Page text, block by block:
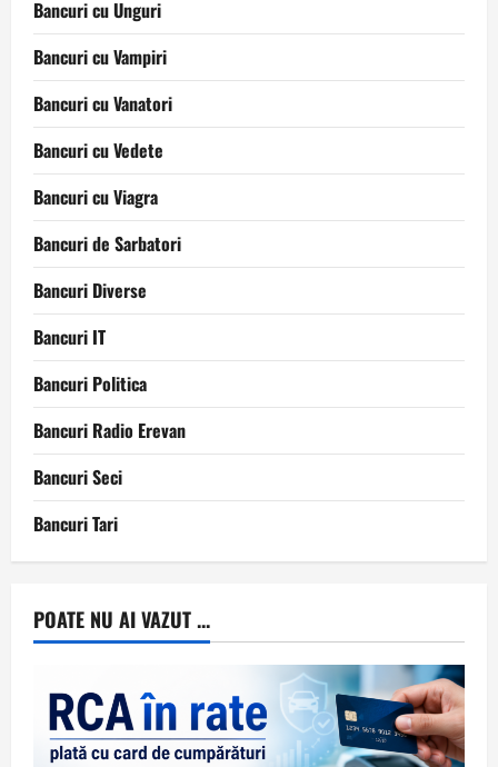
Bancuri cu Unguri
Bancuri cu Vampiri
Bancuri cu Vanatori
Bancuri cu Vedete
Bancuri cu Viagra
Bancuri de Sarbatori
Bancuri Diverse
Bancuri IT
Bancuri Politica
Bancuri Radio Erevan
Bancuri Seci
Bancuri Tari
POATE NU AI VAZUT ...